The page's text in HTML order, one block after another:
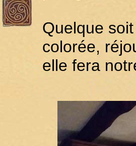
Quelque
colorée,
elle fera